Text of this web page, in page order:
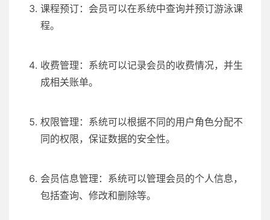
课程预订：会员可以在系统中查询并预订游泳课
程。
收费管理：系统可以记录会员的收费情况，并生
成相关账单。
权限管理：系统可以根据不同的用户角色分配不
同的权限，保证数据的安全性。
会员信息管理：系统可以管理会员的个人信息，
包括查询、修改和删除等。